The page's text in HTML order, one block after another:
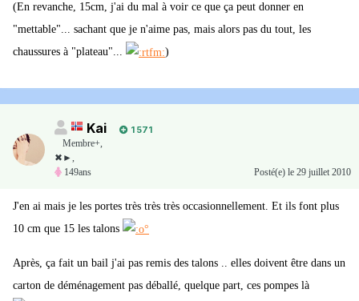
(En revanche, 15cm, j'ai du mal à voir ce que ça peut donner en
"mettable"... sachant que je n'aime pas, mais alors pas du tout, les
chaussures à "plateau"...
)
Kai
1 571
Membre+,
✖►,
149ans
Posté(e) le 29 juillet 2010
J'en ai mais je les portes très très très occasionnellement. Et ils font plus
10 cm que 15 les talons
Après, ça fait un bail j'ai pas remis des talons .. elles doivent être dans un
carton de déménagement pas déballé, quelque part, ces pompes là